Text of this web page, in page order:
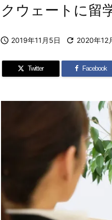
クウェートに留
 2019年11月5日  2020年12
Twitter Facebook